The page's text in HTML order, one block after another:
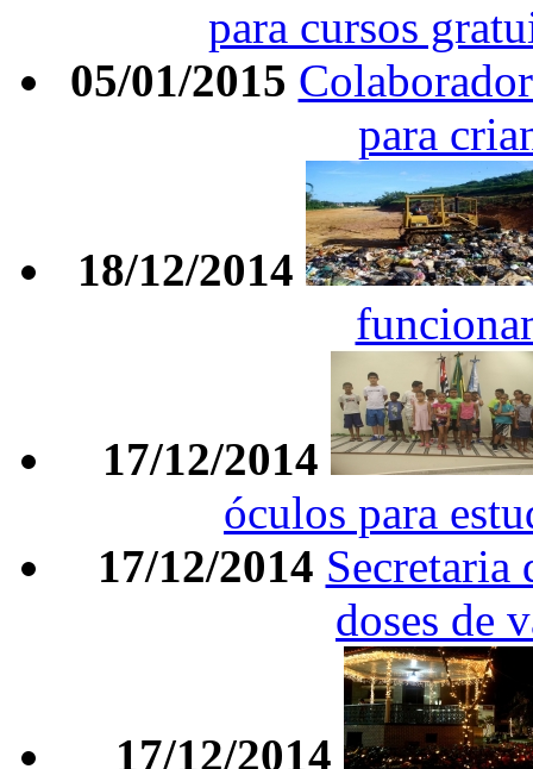
para cursos
05/01/2015
para
18/12/2014
17/12/2014
óculos para
17/12/2014 Secretaria
doses de
17/12/2014